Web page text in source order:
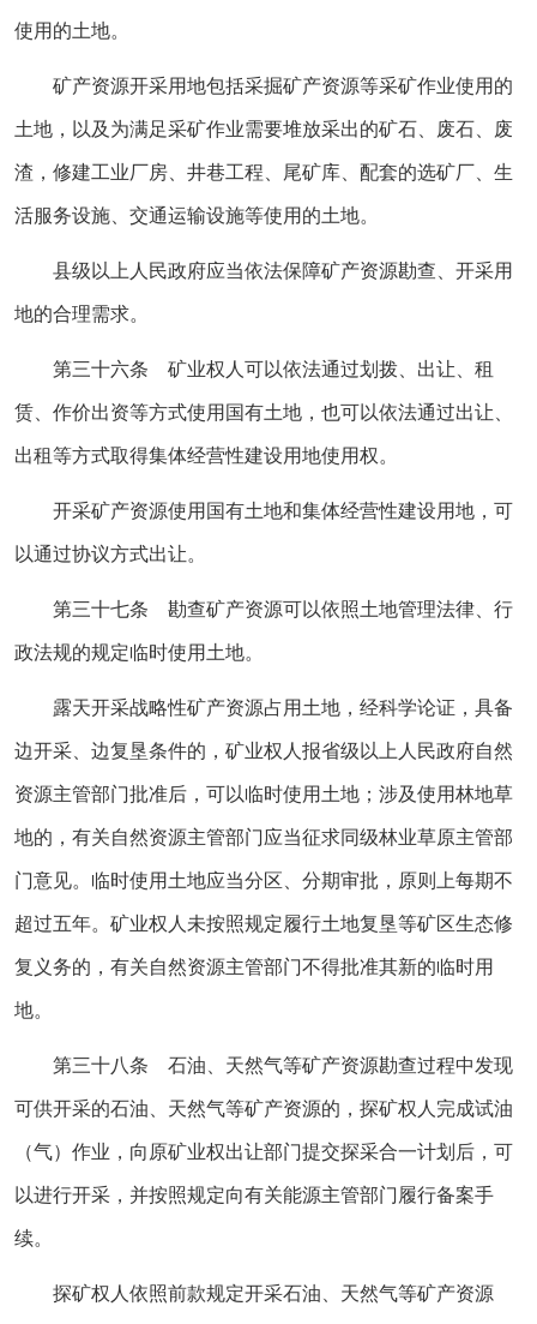
使用的土地。
矿产资源开采用地包括采掘矿产资源等采矿作业使用的
土地，以及为满足采矿作业需要堆放采出的矿石、废石、废
渣，修建工业厂房、井巷工程、尾矿库、配套的选矿厂、生
活服务设施、交通运输设施等使用的土地。
县级以上人民政府应当依法保障矿产资源勘查、开采用
地的合理需求。
第三十六条 矿业权人可以依法通过划拨、出让、租
赁、作价出资等方式使用国有土地，也可以依法通过出让、
出租等方式取得集体经营性建设用地使用权。
开采矿产资源使用国有土地和集体经营性建设用地，可
以通过协议方式出让。
第三十七条 勘查矿产资源可以依照土地管理法律、行
政法规的规定临时使用土地。
露天开采战略性矿产资源占用土地，经科学论证，具备
边开采、边复垦条件的，矿业权人报省级以上人民政府自然
资源主管部门批准后，可以临时使用土地；涉及使用林地草
地的，有关自然资源主管部门应当征求同级林业草原主管部
门意见。临时使用土地应当分区、分期审批，原则上每期不
超过五年。矿业权人未按照规定履行土地复垦等矿区生态修
复义务的，有关自然资源主管部门不得批准其新的临时用
地。
第三十八条 石油、天然气等矿产资源勘查过程中发现
可供开采的石油、天然气等矿产资源的，探矿权人完成试油
（气）作业，向原矿业权出让部门提交探采合一计划后，可
以进行开采，并按照规定向有关能源主管部门履行备案手
续。
探矿权人依照前款规定开采石油、天然气等矿产资源